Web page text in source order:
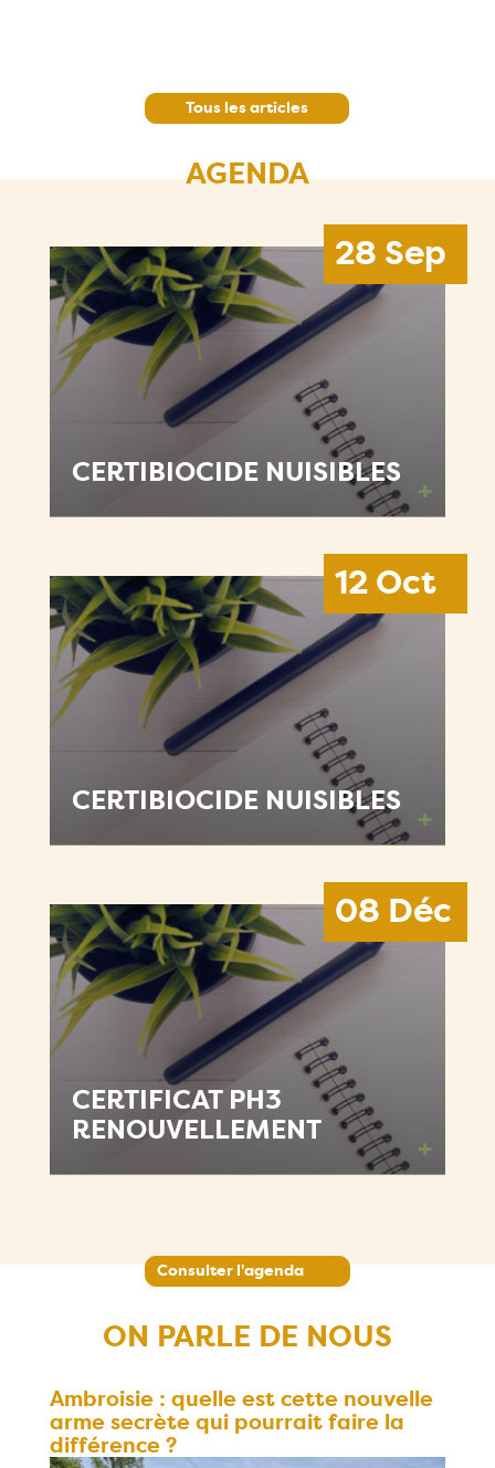
Tous les articles
AGENDA
CERTIFICAT PH3
RENOUVELLEMENT
08 Déc
+
CERTIBIOCIDE NUISIBLES
12 Oct
+
CERTIBIOCIDE NUISIBLES
28 Sep
+
Consulter l'agenda
ON PARLE DE NOUS
Ambroisie : quelle est cette nouvelle
arme secrète qui pourrait faire la
différence ?